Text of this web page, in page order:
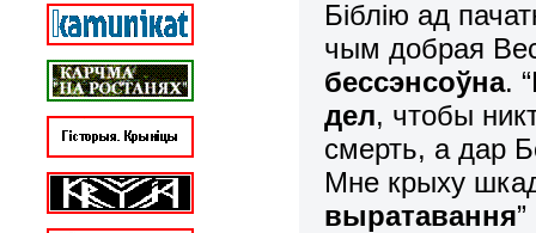
Біблію ад
чымдобрая
бессэнсоўна.
дел, чтобы
смерть, а дар
Мне крыху
выратавання